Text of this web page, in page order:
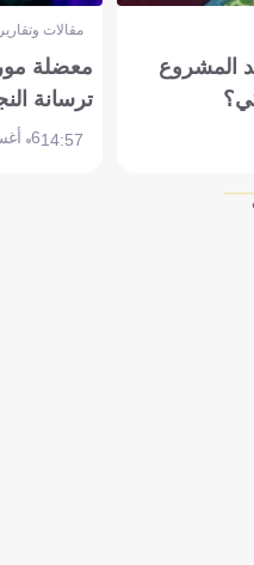
المشروع
مقالات
معضلة
ترسانة
14:576 أغسطس 2026